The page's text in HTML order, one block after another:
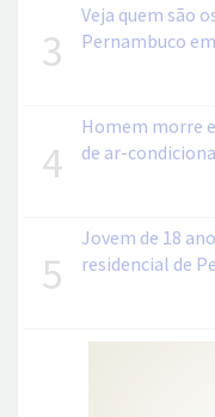
3
Veja quem são
Pernambuco
4
Homem morre
de ar-
5
Jovem de 18
residencial de